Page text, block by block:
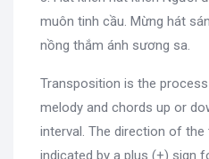
muôn tinh cầu. Mừng hát
nồng thắm ánh sương sa.
Transposition is the
melody and chords up or
interval. The direction of